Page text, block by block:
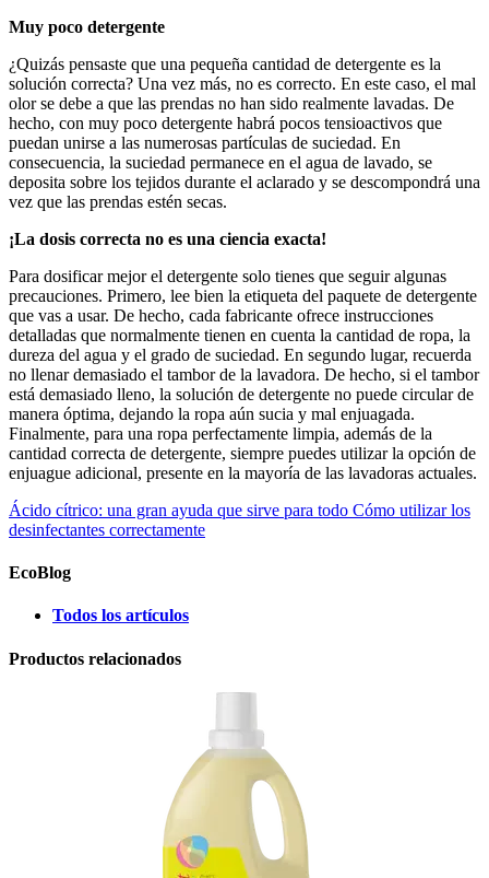
Muy poco detergente
¿Quizás pensaste que una pequeña cantidad de detergente es la
solución correcta? Una vez más, no es correcto. En este caso, el mal
olor se debe a que las prendas no han sido realmente lavadas. De
hecho, con muy poco detergente habrá pocos tensioactivos que
puedan unirse a las numerosas partículas de suciedad. En
consecuencia, la suciedad permanece en el agua de lavado, se
deposita sobre los tejidos durante el aclarado y se descompondrá una
vez que las prendas estén secas.
¡La dosis correcta no es una ciencia exacta!
Para dosificar mejor el detergente solo tienes que seguir algunas
precauciones. Primero, lee bien la etiqueta del paquete de detergente
que vas a usar. De hecho, cada fabricante ofrece instrucciones
detalladas que normalmente tienen en cuenta la cantidad de ropa, la
dureza del agua y el grado de suciedad. En segundo lugar, recuerda
no llenar demasiado el tambor de la lavadora. De hecho, si el tambor
está demasiado lleno, la solución de detergente no puede circular de
manera óptima, dejando la ropa aún sucia y mal enjuagada.
Finalmente, para una ropa perfectamente limpia, además de la
cantidad correcta de detergente, siempre puedes utilizar la opción de
enjuague adicional, presente en la mayoría de las lavadoras actuales.
Ácido cítrico: una gran ayuda que sirve para todo Cómo utilizar los
desinfectantes correctamente
EcoBlog
Todos los artículos
Productos relacionados